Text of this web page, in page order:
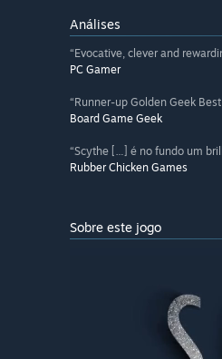
Análises
“Evocative, clever and
PC Gamer
“Runner-up Golden Geek
Board Game Geek
“Scythe […] é no fundo um
Rubber Chicken Games
Sobre este jogo